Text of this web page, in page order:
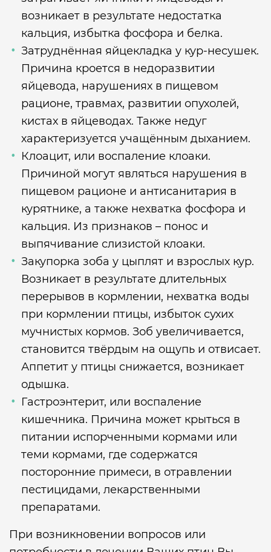
возникает в результате недостатка
кальция, избытка фосфора и белка.
Затруднённая яйцекладка у кур-несушек.
Причина кроется в недоразвитии
яйцевода, нарушениях в пищевом
рационе, травмах, развитии опухолей,
кистах в яйцеводах. Также недуг
характеризуется учащённым дыханием.
Клоацит, или воспаление клоаки.
Причиной могут являться нарушения в
пищевом рационе и антисанитария в
курятнике, а также нехватка фосфора и
кальция. Из признаков – понос и
выпячивание слизистой клоаки.
Закупорка зоба у цыплят и взрослых кур.
Возникает в результате длительных
перерывов в кормлении, нехватка воды
при кормлении птицы, избыток сухих
мучнистых кормов. Зоб увеличивается,
становится твёрдым на ощупь и отвисает.
Аппетит у птицы снижается, возникает
одышка.
Гастроэнтерит, или воспаление
кишечника. Причина может крыться в
питании испорченными кормами или
теми кормами, где содержатся
посторонние примеси, в отравлении
пестицидами, лекарственными
препаратами.
При возникновении вопросов или